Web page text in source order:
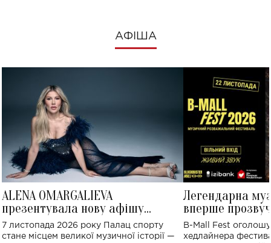
АФІША
ALENA OMARGALIEVA
презентувала нову афішу
великого концерту в Палаці
спорту
7 листопада 2026 року Палац спорту
стане місцем великої музичної історії —
Легендарна
вперше
Україні: де
B-Mall Fest
хедлайнера